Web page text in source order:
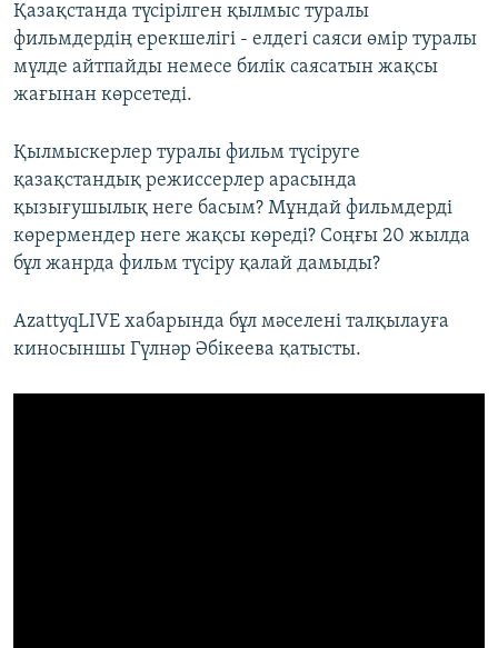
Қазақстанда түсірілген қылмыс туралы
фильмдердің ерекшелігі - елдегі саяси өмір туралы
мүлде айтпайды немесе билік саясатын жақсы
жағынан көрсетеді.
Қылмыскерлер туралы фильм түсіруге
қазақстандық режиссерлер арасында
қызығушылық неге басым? Мұндай фильмдерді
көрермендер неге жақсы көреді? Соңғы 20 жылда
бұл жанрда фильм түсіру қалай дамыды?
AzattyqLIVE хабарында бұл мәселені талқылауға
киносыншы Гүлнәр Әбікеева қатысты.